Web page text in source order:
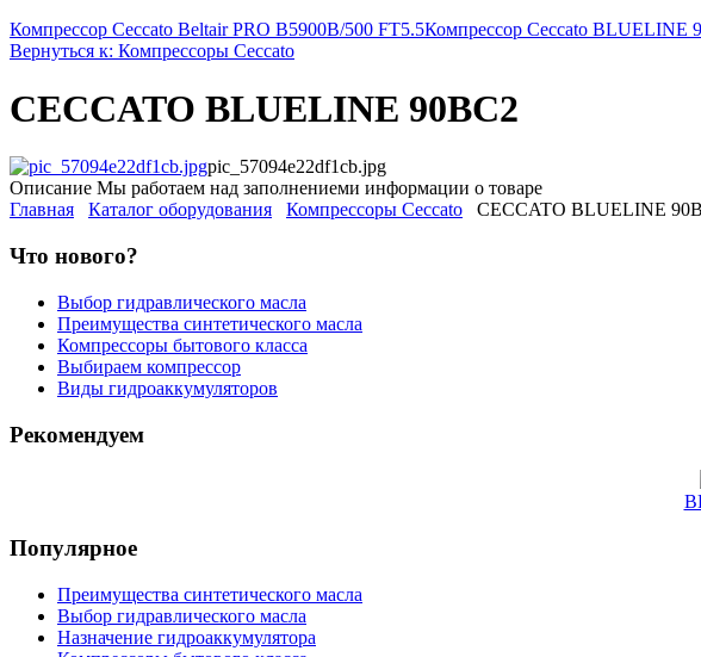
Компрессор Ceccato Beltair PRO B5900B/500 FT5.5Компрессор Ceccato BLUELINE
Вернуться к: Компрессоры Ceccato
CECCATO BLUELINE 90BC2
pic_57094e22df1cb.jpg
Описание Мы работаем над заполнениеми информации о товаре
Главная
Каталог оборудования Компрессоры Ceccato CECCATO BLUELINE
Что нового?
Выбор гидравлического масла
Преимущества синтетического масла
Компрессоры бытового класса
Выбираем компрессор
Виды гидроаккумуляторов
Рекомендуем
Популярное
Преимущества синтетического масла
Выбор гидравлического масла
Назначение гидроаккумулятора